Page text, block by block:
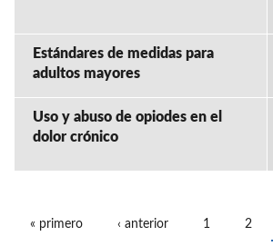
Estándares de medidas para
adultos mayores
Uso y abuso de opiodes en el
dolor crónico
« primero ‹ anterior 1 2